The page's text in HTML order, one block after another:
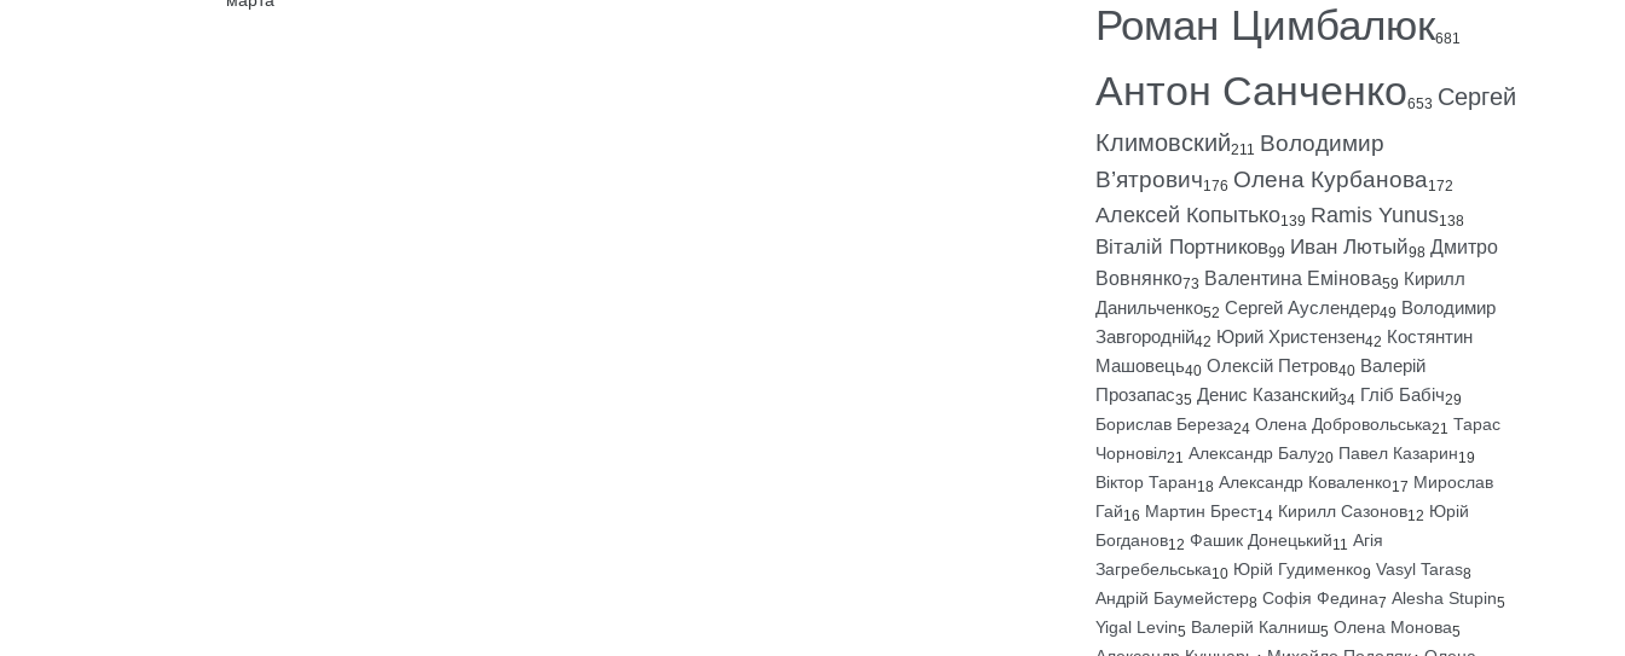
Роман Цимбалюк681
Антон Санченко653 Сергей
Климовский211 Володимир
В’ятрович176 Олена Курбанова172
Алексей Копытько139 Ramis Yunus138
Віталій Портников99 Иван Лютый98 Дмитро
Вовнянко73 Валентина Емінова59 Кирилл
Данильченко52 Сергей Ауслендер49 Володимир
Завгородній42 Юрий Христензен42 Костянтин
Машовець40 Олексій Петров40 Валерій
Прозапас35 Денис Казанский34 Гліб Бабіч29
Борислав Береза24 Олена Добровольська21 Тарас
Чорновіл21 Александр Балу20 Павел Казарин19
Віктор Таран18 Александр Коваленко17 Мирослав
Гай16 Мартин Брест14 Кирилл Сазонов12 Юрій
Богданов12 Фашик Донецький11 Агія
Загребельська10 Юрій Гудименко9 Vasyl Taras8
Андрій Баумейстер8 Софія Федина7 Alesha Stupin5
Yigal Levin5 Валерій Калниш5 Олена Монова5